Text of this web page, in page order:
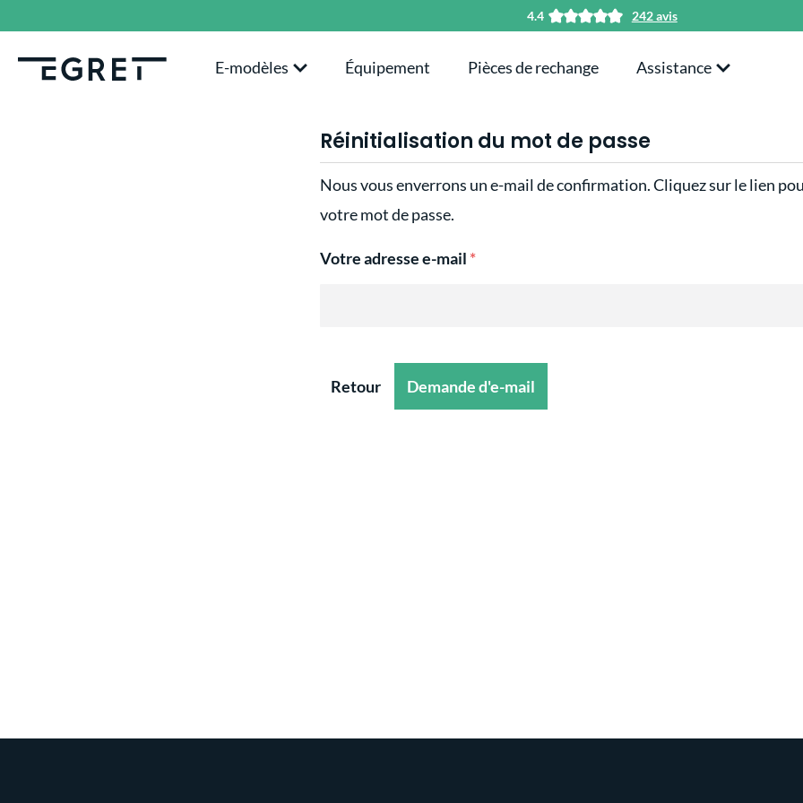
4.4 242 avis
E-modèles Équipement Pièces de rechange Assistance
Réinitialisation du mot de passe
Nous vous enverrons un e-mail de confirmation. Cliquez sur le lien
votre mot de passe.
Votre adresse e-mail *
Retour Demande d'e-mail